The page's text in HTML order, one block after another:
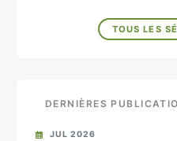
TOUS LES
DERNIÈRES
JUL 2026